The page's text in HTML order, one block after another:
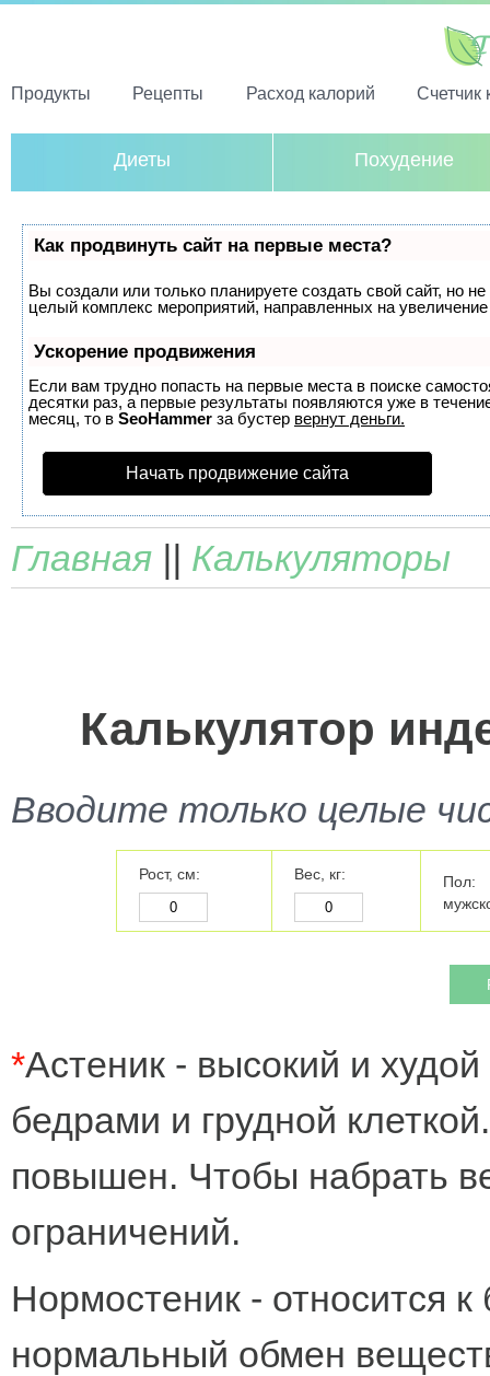
Продукты Рецепты Расход калорий Счетчик
Диеты Похудение
Как продвинуть сайт на первые места?
Вы создали или только планируете создать свой сайт, но
целый комплекс мероприятий, направленных на
Ускорение продвижения
Если вам трудно попасть на первые места в поиске
десятки раз, а первые результаты появляются уже в
месяц, то в SeoHammer за бустер вернут деньги.
Начать продвижение сайта
Главная || Калькуляторы
Калькулятор
Вводите только целые
Рост, см: Вес, кг:
Пол:
*Астеник - высокий и
бедрами и грудной
повышен. Чтобы набрать
ограничений.
Нормостеник - относится
нормальный обмен